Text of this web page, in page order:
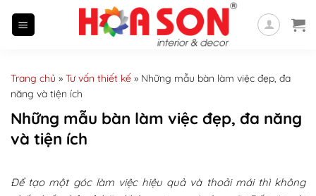
Trang chủ » Tư vấn thiết kế » Những mẫu bàn làm việc đẹp, đa
năng và tiện ích
Những mẫu bàn làm việc đẹp, đa năng
và tiện ích
Để tạo một góc làm việc hiệu quả và thoải mái thì không